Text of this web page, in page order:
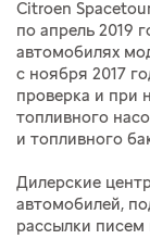
Citroen
по апрель 2019
автомобилях
с ноября 2017
проверка и при
топливного
и топливного
Дилерские
автомобилей,
рассылки